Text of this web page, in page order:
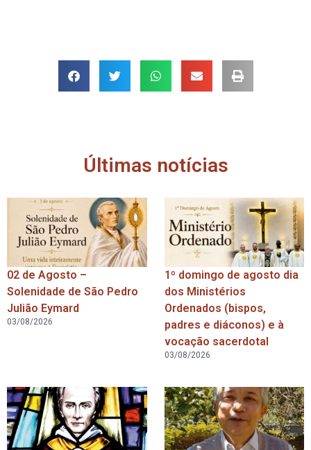
Últimas notícias
02 de Agosto –
Solenidade de São Pedro
Julião Eymard
03/08/2026
1º domingo de agosto dia
dos Ministérios
Ordenados (bispos,
padres e diáconos) e à
vocação sacerdotal
03/08/2026